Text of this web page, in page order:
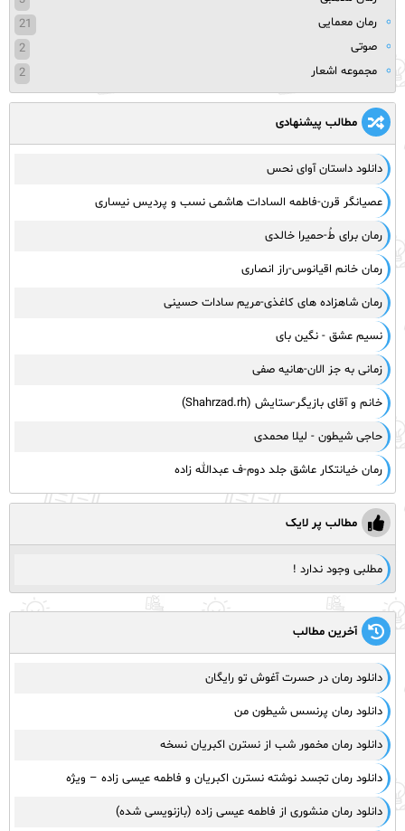
رمان معمایی
21
صوتی
2
مجموعه اشعار
2
مطالب پیشنهادی
دانلود داستان آوای نحس
عصیانگر قرن-فاطمه السادات هاشمی نسب و پردیس نیساری
رمان برای طُ-حمیرا خالدی
رمان خانم اقیانوس-راز انصاری
رمان شاهزاده های کاغذی-مریم سادات حسینی
نسیم عشق - نگین بای
زمانی به جز الان-هانیه صفی
خانم و آقای بازیگر-ستایش (Shahrzad.rh)
حاجی شیطون - لیلا محمدی
رمان خیانتکار عاشق جلد دوم-ف عبدالله زاده
مطالب پر لایک
مطلبی وجود ندارد !
آخرین مطالب
دانلود رمان در حسرت آغوش تو رایگان
دانلود رمان پرنسس شیطون من
دانلود رمان مخمور شب از نسترن اکبریان نسخه
دانلود رمان تجسد نوشته نسترن اکبریان و فاطمه عیسی زاده – ویژه
دانلود رمان منشوری از فاطمه عیسی زاده (بازنویسی شده)